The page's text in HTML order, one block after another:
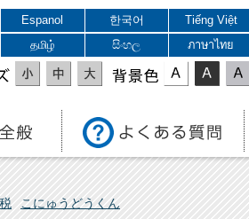
Espanol 한국어
Tiếng Việt
தமிழ் සිංහල ภาษาไทย
表示色
こにゅうどうくん